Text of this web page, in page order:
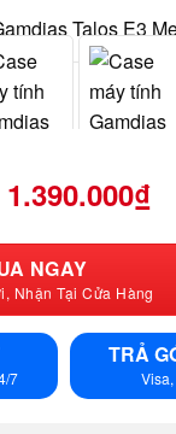
1.390.000₫
NGAY
Nhận Tại Cửa Hàng
7
TRẢ